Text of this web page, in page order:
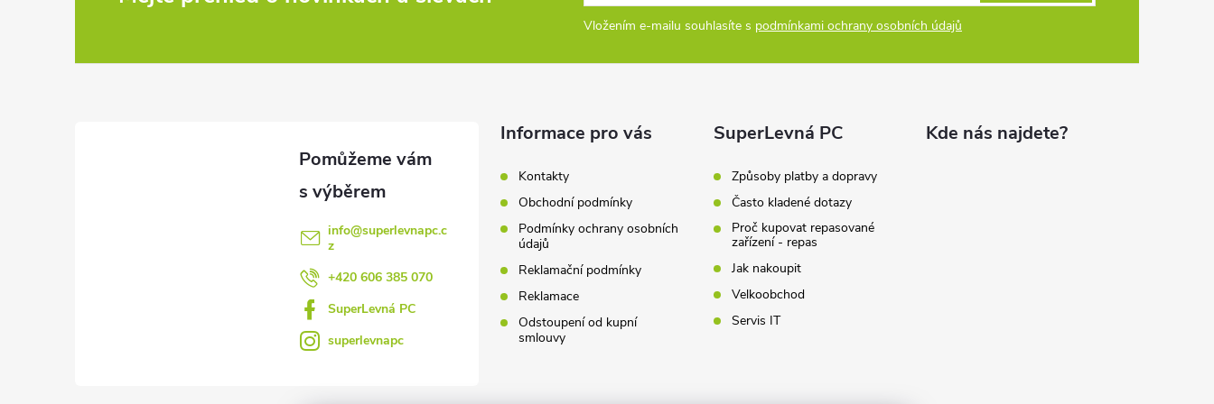
Vložením e-mailu souhlasíte s podmínkami ochrany osobních údajů
info@superlevnapc.c
z
+420 606 385 070
SuperLevná PC
superlevnapc
Informace pro vás
Kontakty
Obchodní podmínky
Podmínky ochrany osobních
údajů
Reklamační podmínky
Reklamace
Odstoupení od kupní
smlouvy
SuperLevná PC
Způsoby platby a dopravy
Často kladené dotazy
Proč kupovat repasované
zařízení - repas
Jak nakoupit
Velkoobchod
Servis IT
Kde nás najdete?